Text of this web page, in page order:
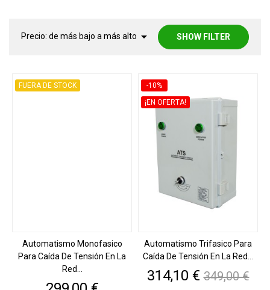
Precio: de más bajo a más alto  SHOW FILTER
Automatismo Monofasico
Para Caída De Tensión En La
Red...
FUERA DE STOCK
Automatismo Trifasico Para
Caída De Tensión En La Red...
Precio
314,10 € Precio
349,00 €
-10%
¡EN OFERTA!